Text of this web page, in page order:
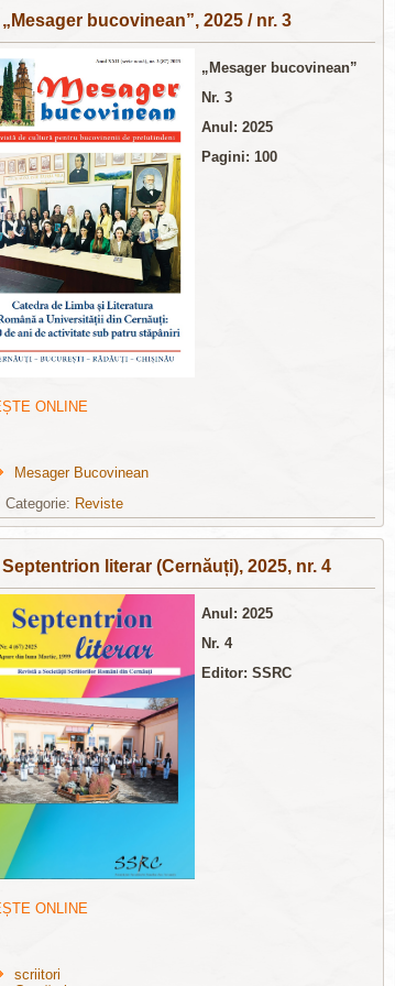
„Mesager bucovinean”, 2025 / nr. 3
„Mesager bucovinean”
Nr. 3
Anul: 2025
Pagini: 100
ONLINE
Mesager Bucovinean
Categorie: Reviste
Septentrion literar (Cernăuți), 2025, nr. 4
Anul: 2025
Nr. 4
Editor: SSRC
ONLINE
scriitori